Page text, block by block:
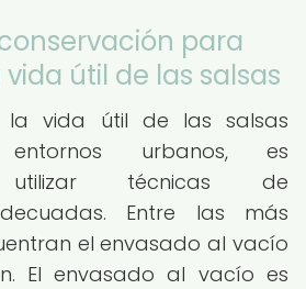
para
útil de las salsas
la vida útil de las salsas
urbanos, es
utilizar técnicas de
Entre las más
el envasado al vacío
El envasado al vacío es